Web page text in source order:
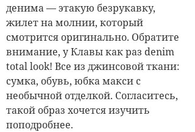
денима — этакую безрукавку,
жилет на молнии, который
смотрится оригинально. Обратите
внимание, у Клавы как раз denim
total look! Все из джинсовой ткани:
сумка, обувь, юбка макси с
необычной отделкой. Согласитесь,
такой образ хочется изучить
поподробнее.